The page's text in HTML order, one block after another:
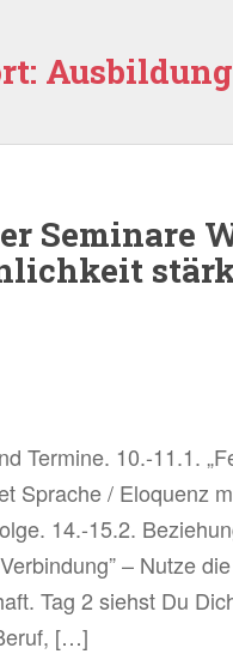
Ausbildung
Seminare
Termine. 10.-11.1.
Sprache / Eloquenz
14.-15.2.
– Nutze
Tag 2 siehst Du
[…]